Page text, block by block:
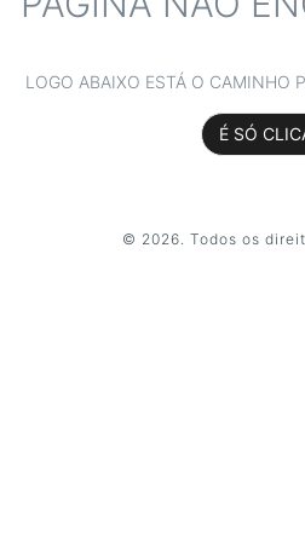
LOGO ABAIXO ESTÁ O CAMINHO
É SÓ
© 2026. Todos os